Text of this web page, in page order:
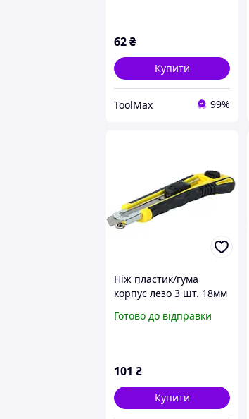
62₴
Купити
ToolMax 99%
Ніж пластик/гума
корпус лезо 3 шт. 18мм
SIGMA (8211111)
Готово до відправки
101 ₴
Купити